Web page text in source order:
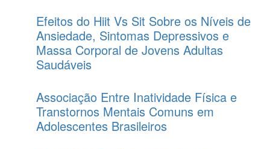
Efeitos do Hiit Vs Sit Sobre os Níveis de
Ansiedade, Sintomas Depressivos e
Massa Corporal de Jovens Adultas
Saudáveis
Associação Entre Inatividade Física e
Transtornos Mentais Comuns em
Adolescentes Brasileiros